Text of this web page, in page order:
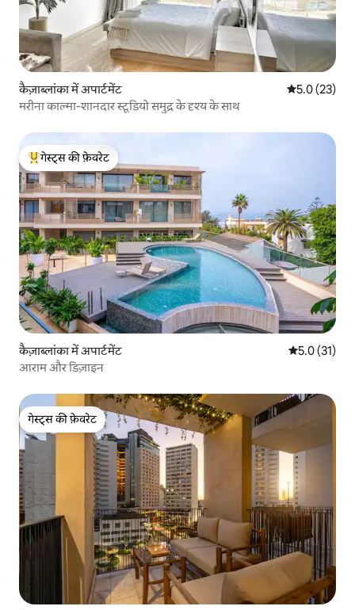
कैज़ाब्लांका में अपार्टमेंट औसत रेटिंग 5
5.0 (23)
मरीना काल्मा-शानदार स्टूडियो समुद्र के दृश्य के साथ
गेस्ट्स का टॉप फ़ेवरेट
गेस्ट्स की फ़ेवरेट
कैज़ाब्लांका में अपार्टमेंट औसत रेटिंग 5
5.0 (31)
आराम और डिज़ाइन
गेस्ट्स की फ़ेवरेट
गेस्ट्स की फ़ेवरेट